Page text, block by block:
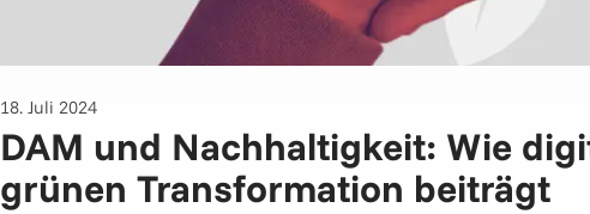
18. Juli 2024
DAM und Nachhaltigkeit: Wie
grünen Transformation beiträgt